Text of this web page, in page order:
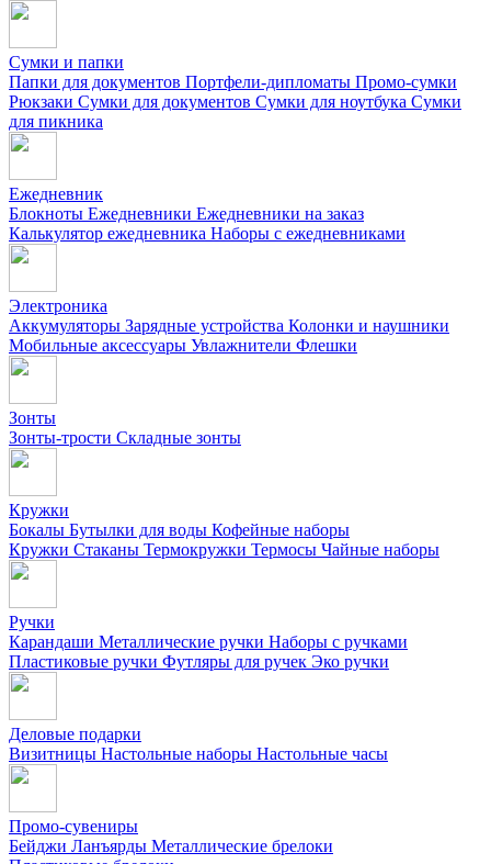
Сумки и папки
Папки для документов Портфели-дипломаты Промо-сумки
Рюкзаки Сумки для документов Сумки для ноутбука Сумки
для пикника
Ежедневник
Блокноты Ежедневники Ежедневники на заказ
Калькулятор ежедневника Наборы с ежедневниками
Электроника
Аккумуляторы Зарядные устройства Колонки и наушники
Мобильные аксессуары Увлажнители Флешки
Зонты
Зонты-трости Складные зонты
Кружки
Бокалы Бутылки для воды Кофейные наборы
Кружки Стаканы Термокружки Термосы Чайные наборы
Ручки
Карандаши Металлические ручки Наборы с ручками
Пластиковые ручки Футляры для ручек Эко ручки
Деловые подарки
Визитницы Настольные наборы Настольные часы
Промо-сувениры
Бейджи Ланъярды Металлические брелоки